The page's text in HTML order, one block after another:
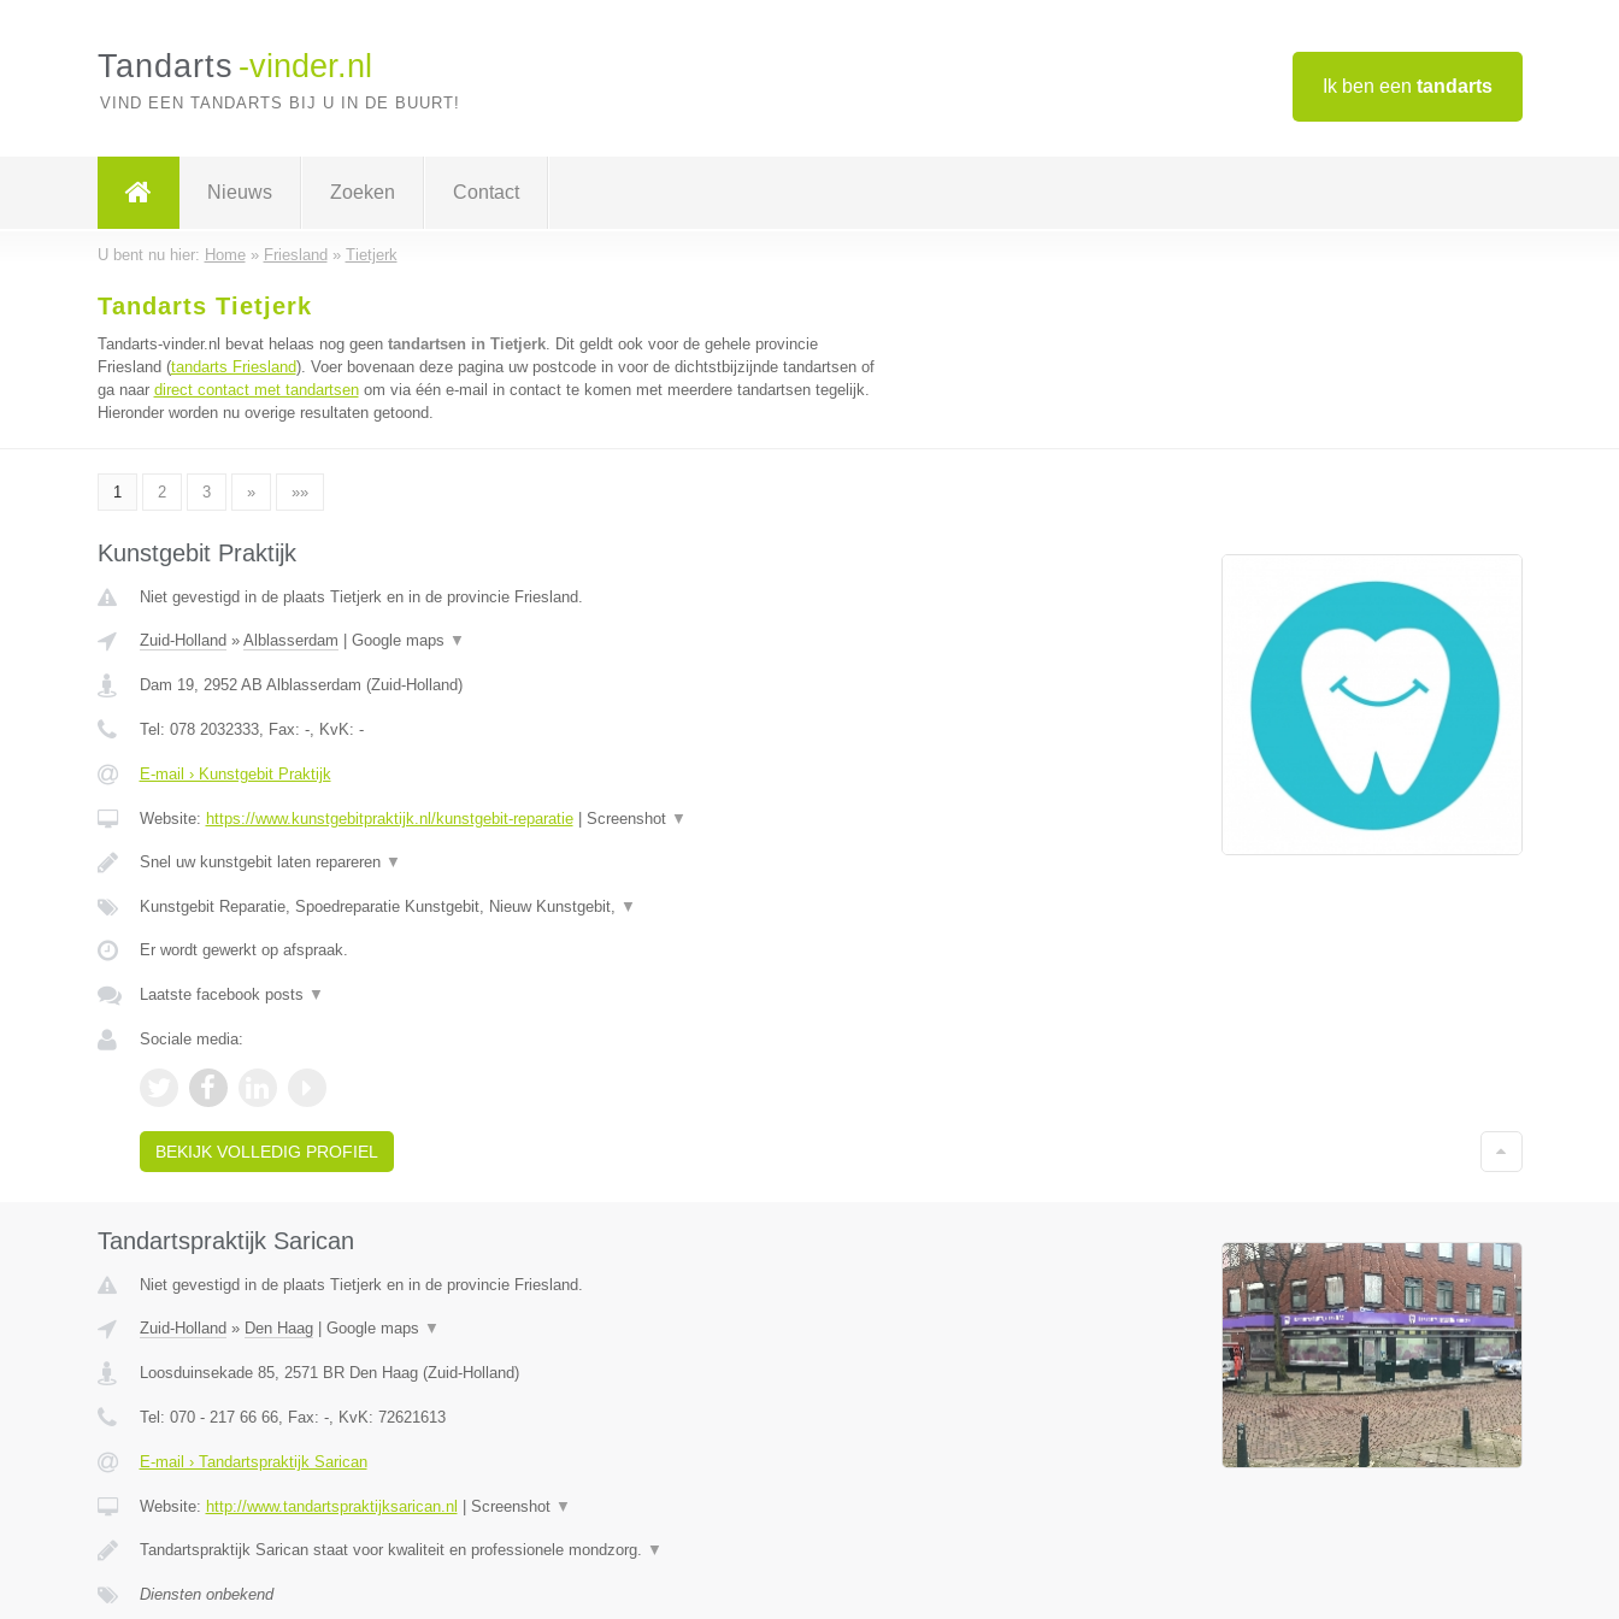
Ik ben een tandarts
Tandarts -vinder.nl
VIND EEN TANDARTS BIJ U IN DE BUURT!
Nieuws Zoeken Contact
U bent nu hier: Home» Friesland » Tietjerk
Tandarts Tietjerk
Tandarts-vinder.nl bevat helaas nog geen tandartsen in Tietjerk. Dit geldt ook voor de gehele provincie
Friesland (tandarts Friesland). Voer bovenaan deze pagina uw postcode in voor de dichtstbijzijnde tandartsen of
ga naar direct contact met tandartsenom via één e-mail in contact te komen met meerdere tandartsen tegelijk.
Hieronder worden nu overige resultaten getoond.
1 2 3 » »»
Kunstgebit Praktijk
Niet gevestigd in de plaats Tietjerk en in de provincie Friesland.
Zuid-Holland » Alblasserdam Google maps ▼
Dam 19, 2952 AB Alblasserdam (Zuid-Holland)
Tel: 078 2032333, Fax: -, KvK: -
E-mail › Kunstgebit Praktijk
Website: https://www.kunstgebitpraktijk.nl/kunstgebit-reparatie| Screenshot ▼
Snel uw kunstgebit laten repareren ▼
Kunstgebit Reparatie, Spoedreparatie Kunstgebit, Nieuw Kunstgebit, ▼
Er wordt gewerkt op afspraak.
Laatste facebook posts ▼
Sociale media:
BEKIJK VOLLEDIG PROFIEL
Tandartspraktijk Sarican
Niet gevestigd in de plaats Tietjerk en in de provincie Friesland.
Zuid-Holland » Den Haag| Google maps ▼
Loosduinsekade 85, 2571 BR Den Haag(Zuid-Holland)
Tel: 070 - 217 66 66, Fax: -, KvK: 72621613
E-mail › Tandartspraktijk Sarican
Website: http://www.tandartspraktijksarican.nl Screenshot ▼
Tandartspraktijk Sarican staat voor kwaliteit en professionele mondzorg. ▼
Diensten onbekend